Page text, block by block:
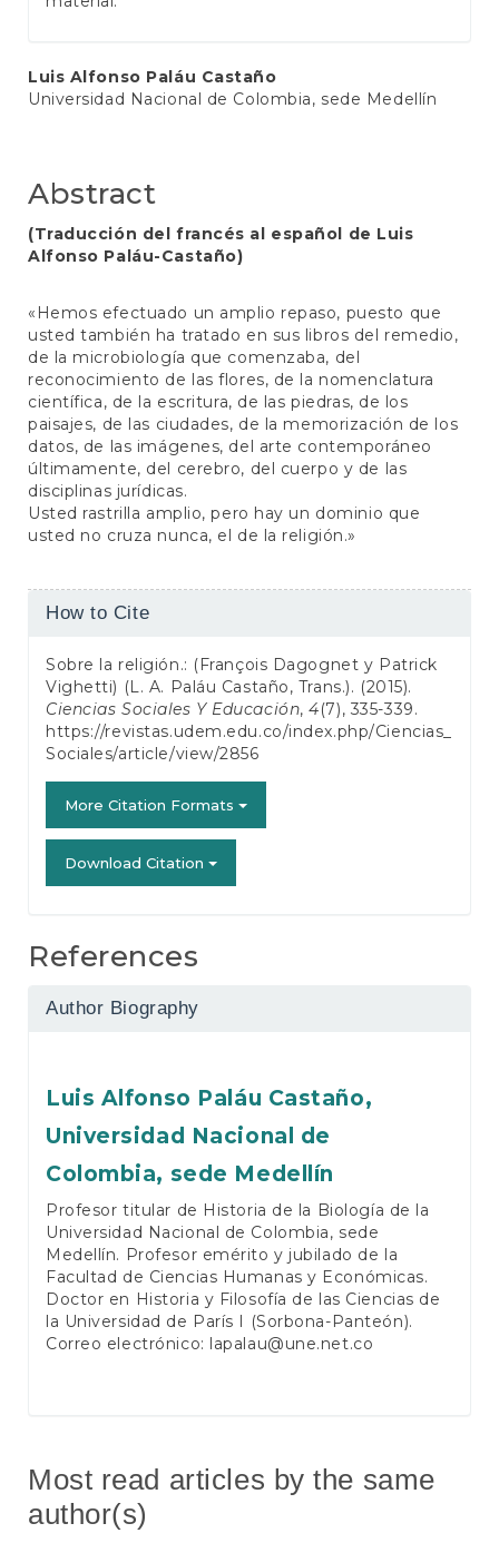
Main
Article
Luis Alfonso Paláu Castaño
Universidad Nacional de Colombia, sede Medellín
Abstract
(Traducción del francés al español de Luis
Alfonso Paláu-Castaño)
«Hemos efectuado un amplio repaso, puesto que
usted también ha tratado en sus libros del remedio,
de la microbiología que comenzaba, del
reconocimiento de las flores, de la nomenclatura
científica, de la escritura, de las piedras, de los
paisajes, de las ciudades, de la memorización de los
datos, de las imágenes, del arte contemporáneo
últimamente, del cerebro, del cuerpo y de las
disciplinas jurídicas.
Usted rastrilla amplio, pero hay un dominio que
usted no cruza nunca, el de la religión.»
Article
How to Cite
Sobre la religión.: (François Dagognet y Patrick
Vighetti) (L. A. Paláu Castaño, Trans.). (2015).
Ciencias Sociales Y Educación,4(7), 335-339.
https://revistas.udem.edu.co/index.php/Ciencias_
Sociales/article/view/2856
More Citation Formats
Download Citation
References
Author Biography
Luis Alfonso Paláu Castaño,
Universidad Nacional de
Colombia, sede Medellín
Profesor titular de Historia de la Biología de la
Universidad Nacional de Colombia, sede
Medellín. Profesor emérito y jubilado de la
Facultad de Ciencias Humanas y Económicas.
Doctor en Historia y Filosofía de las Ciencias de
la Universidad de París I (Sorbona-Panteón).
Correo electrónico: lapalau@une.net.co
Most read articles by the same
author(s)